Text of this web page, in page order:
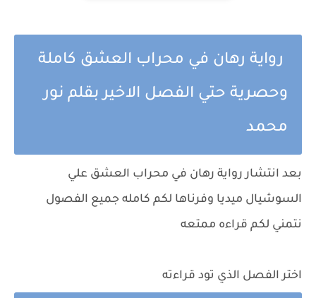
رواية رهان في محراب العشق كاملة
وحصرية حتي الفصل الاخير بقلم نور
محمد
بعد انتشار رواية رهان في محراب العشق علي
السوشيال ميديا وفرناها لكم كامله جميع الفصول
نتمني لكم قراءه ممتعه
اختر الفصل الذي تود قراءته